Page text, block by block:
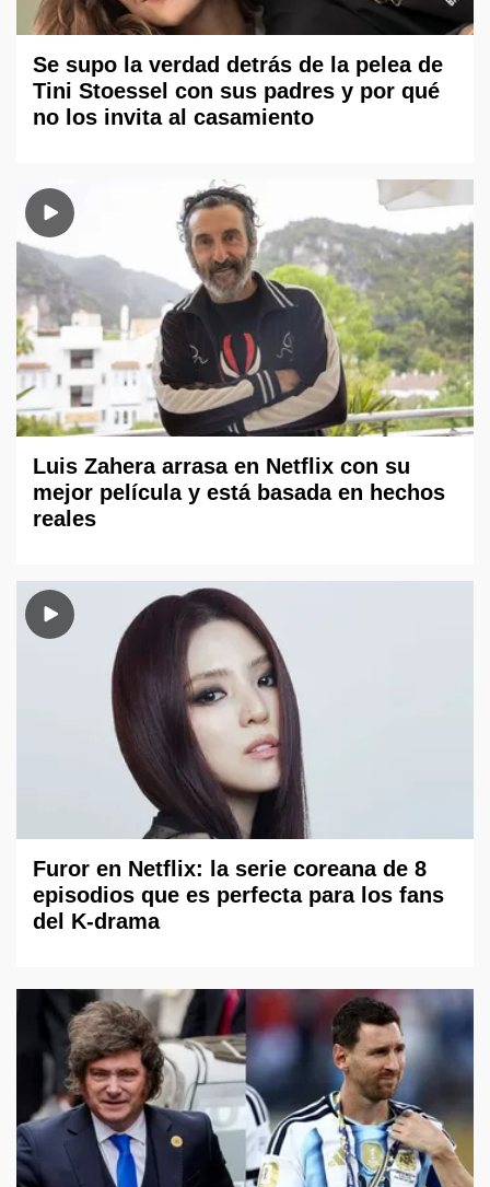
Se supo la verdad detrás de la pelea de
Tini Stoessel con sus padres y por qué
no los invita al casamiento
Luis Zahera arrasa en Netflix con su
mejor película y está basada en hechos
reales
Furor en Netflix: la serie coreana de 8
episodios que es perfecta para los fans
del K-drama